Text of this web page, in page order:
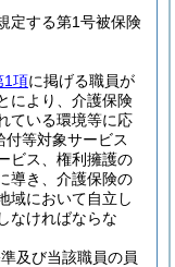
定する第1号被保険
1項に掲げる職員が
により、介護保険
ている環境等に応
付等対象サービス
ビス、権利擁護の
導き、介護保険の
域において自立し
なければならな
及び当該職員の員